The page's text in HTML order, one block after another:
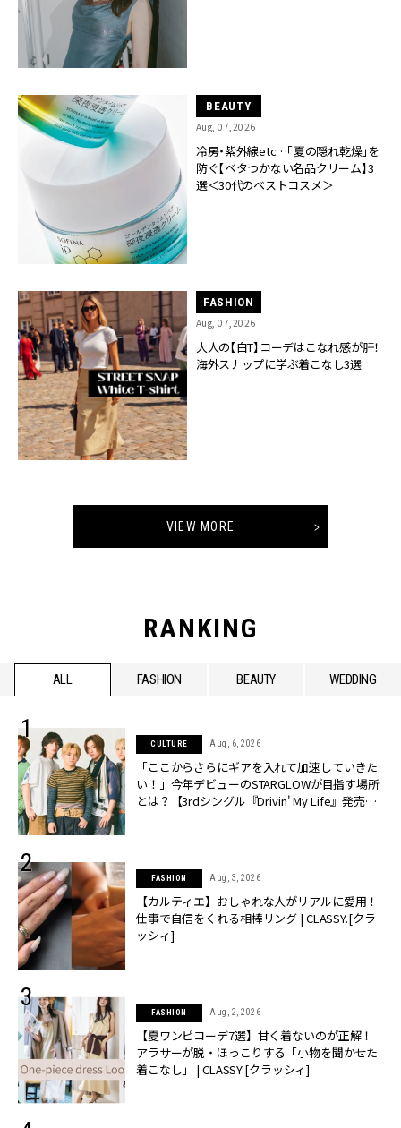
BEAUTY
Aug, 07,2026
冷房・紫外線etc…「夏の隠れ乾燥」を
防ぐ【ベタつかない名品クリーム】3
選＜30代のベストコスメ＞
FASHION
Aug, 07,2026
大人の【白T】コーデはこなれ感が肝！
海外スナップに学ぶ着こなし3選
VIEW MORE
RANKING
ALL FASHION BEAUTY WEDDING
CULTURE Aug, 6, 2026
「ここからさらにギアを入れて加速していきた
い！」今年デビューのSTARGLOWが目指す場所
とは？【3rdシングル『Drivin' My Life』発売】 |
FASHION Aug, 3, 2026
【カルティエ】おしゃれな人がリアルに愛用！
仕事で自信をくれる相棒リング | CLASSY.[クラ
ッシィ]
FASHION Aug, 2, 2026
【夏ワンピコーデ7選】甘く着ないのが正解！
アラサーが脱・ほっこりする「小物を聞かせた
着こなし」 | CLASSY.[クラッシィ]